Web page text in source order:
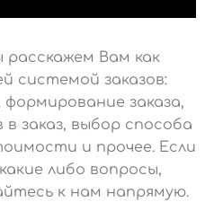
Вам как
системой заказов:
заказа,
заказ, выбор способа
и прочее. Если
либо вопросы,
к нам напрямую.